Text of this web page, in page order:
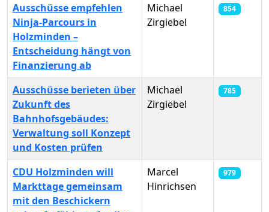
Ausschüsse empfehlen
Ninja-Parcours in
Holzminden –
Entscheidung hängt von
Finanzierung ab
Michael
Zirgiebel
854
Ausschüsse berieten über
Zukunft des
Bahnhofsgebäudes:
Verwaltung soll Konzept
und Kosten prüfen
Michael
Zirgiebel
785
CDU Holzminden will
Markttage gemeinsam
mit den Beschickern
Marcel
Hinrichsen
979